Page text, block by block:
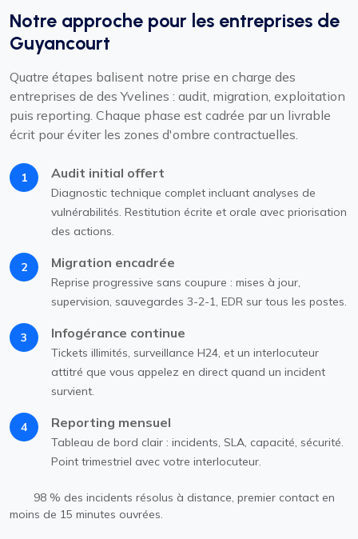
Notre approche pour les entreprises de
Guyancourt
Quatre étapes balisent notre prise en charge des
entreprises de des Yvelines : audit, migration, exploitation
puis reporting. Chaque phase est cadrée par un livrable
écrit pour éviter les zones d'ombre contractuelles.
1 Audit initial offert
Diagnostic technique complet incluant analyses de
vulnérabilités. Restitution écrite et orale avec priorisation
des actions.
2 Migration encadrée
Reprise progressive sans coupure : mises à jour,
supervision, sauvegardes 3-2-1, EDR sur tous les postes.
3 Infogérance continue
Tickets illimités, surveillance H24, et un interlocuteur
attitré que vous appelez en direct quand un incident
survient.
4 Reporting mensuel
Tableau de bord clair : incidents, SLA, capacité, sécurité.
Point trimestriel avec votre interlocuteur.
98 % des incidents résolus à distance, premier contact en
moins de 15 minutes ouvrées.